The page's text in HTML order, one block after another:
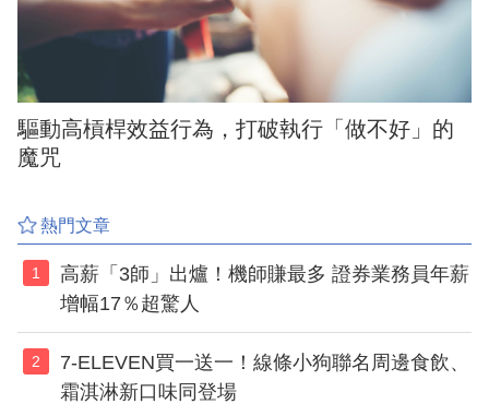
驅動高槓桿效益行為，打破執行「做不好」的
魔咒
熱門文章
1
高薪「3師」出爐！機師賺最多 證券業務員年薪
增幅17％超驚人
2
7-ELEVEN買一送一！線條小狗聯名周邊食飲、
霜淇淋新口味同登場